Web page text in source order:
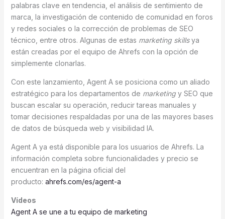
palabras clave en tendencia, el análisis de sentimiento de
marca, la investigación de contenido de comunidad en foros
y redes sociales o la corrección de problemas de SEO
técnico, entre otros. Algunas de estas marketing skillsya
están creadas por el equipo de Ahrefs con la opción de
simplemente clonarlas.
Con este lanzamiento, Agent A se posiciona como un aliado
estratégico para los departamentos de marketingy SEO que
buscan escalar su operación, reducir tareas manuales y
tomar decisiones respaldadas por una de las mayores bases
de datos de búsqueda web y visibilidad IA.
Agent A ya está disponible para los usuarios de Ahrefs. La
información completa sobre funcionalidades y precio se
encuentran en la página oficial del
producto: ahrefs.com/es/agent-a
Vídeos
Agent A se une a tu equipo de marketing